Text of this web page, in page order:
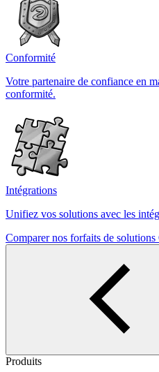
Conformité
Votre partenaire de confiance en
conformité.
Intégrations
Unifiez vos solutions avec les
Comparer nos forfaits de solutions
Produits